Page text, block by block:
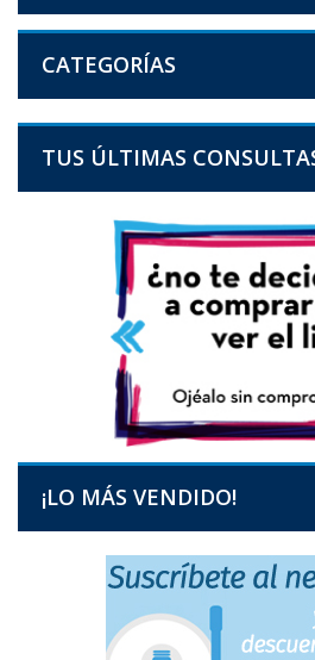
CATEGORÍAS
TUS ÚLTIMAS
¡LO MÁS VENDIDO!